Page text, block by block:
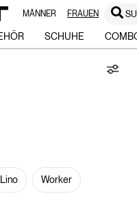
MÄNNER FRAUEN
SCHUHE
Lino Worker